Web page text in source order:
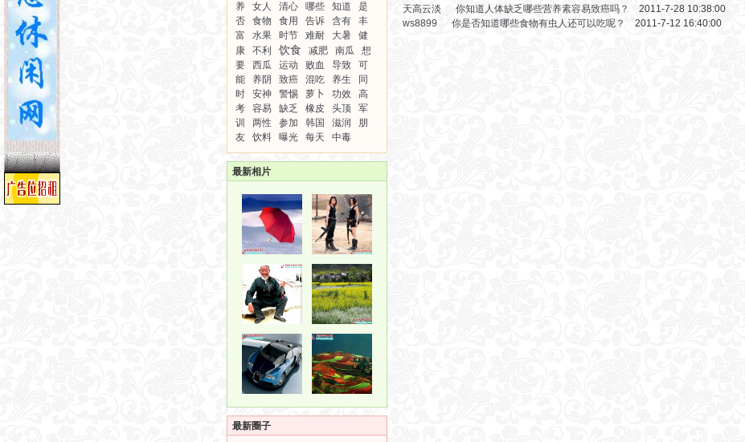
养
女人 清心 哪些 知道
是
否
食物 食用 告诉 含有
丰
富
水果 时节 难耐 大暑
健
康
不利 饮食 减肥 南瓜
想
要
西瓜 运动 败血 导致
可
能
养阴 致癌 混吃 养生
同
时
安神 警惕 萝卜 功效
高
考
容易 缺乏 橡皮 头顶
军
训
两性 参加 韩国 滋润
朋
友
饮料 曝光 每天 中毒
最新相片
最新圈子
天高云淡 你知道人体缺乏哪些营养素容易致癌吗？
2011-7-28 10:38:00
ws8899
你是否知道哪些食物有虫人还可以吃呢？ 2011-7-12 16:40:00